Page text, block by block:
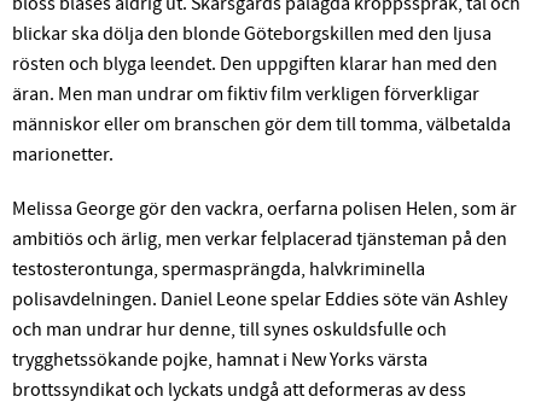
blickar ska dölja den blonde Göteborgskillen med den ljusa
rösten och blyga leendet. Den uppgiften klarar han med den
äran. Men man undrar om fiktiv film verkligen förverkligar
människor eller om branschen gör dem till tomma, välbetalda
marionetter.
Melissa George gör den vackra, oerfarna polisen Helen, som är
ambitiös och ärlig, men verkar felplacerad tjänsteman på den
testosterontunga, spermasprängda, halvkriminella
polisavdelningen. Daniel Leone spelar Eddies söte vän Ashley
och man undrar hur denne, till synes oskuldsfulle och
trygghetssökande pojke, hamnat i New Yorks värsta
brottssyndikat och lyckats undgå att deformeras av dess